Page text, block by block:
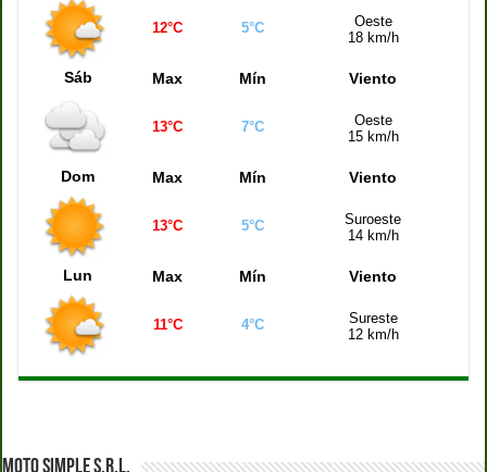
12°C 5°C
Oeste
18 km/h
Sáb Max Mín Viento
13°C 7°C
Oeste
15 km/h
Dom Max Mín Viento
13°C 5°C
Suroeste
14 km/h
Lun Max Mín Viento
11°C 4°C
Sureste
12 km/h
MOTO SIMPLE S.R.L.